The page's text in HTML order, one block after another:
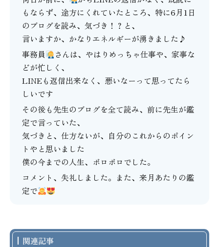
もならず、途方にくれていたところ、特に6月1日
のブログを読み、気づき！？と、
言いますか、かなりエネルギーが湧きました♪
事務員
さんは、やはりめっちゃ仕事や、家事な
どが忙しく、
LINEも返信出来なく、悪いなーって思ってたら
しいです
その後も先生のブログを全て読み、前に先生が鑑
定で言っていた、
気づきと、仕方ないが、自分のこれからのポイン
トやと思いました
僕の今までの人生、ボロボロでした。
コメント、失礼しました。また、来月あたりの鑑
定で
関連記事